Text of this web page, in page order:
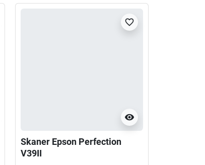
visibility
favorite_border
Skaner Epson Perfection
V39II